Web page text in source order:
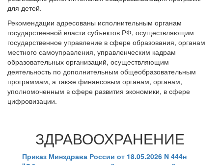
для детей.
Рекомендации адресованы исполнительным органам
государственной власти субъектов РФ, осуществляющим
государственное управление в сфере образования, органам
местного самоуправления, управленческим кадрам
образовательных организаций, осуществляющим
деятельность по дополнительным общеобразовательным
программам, а также финансовым органам, органам,
уполномоченным в сфере развития экономики, в сфере
цифровизации.
ЗДРАВООХРАНЕНИЕ
Приказ Минздрава России от 18.05.2026 N 444н